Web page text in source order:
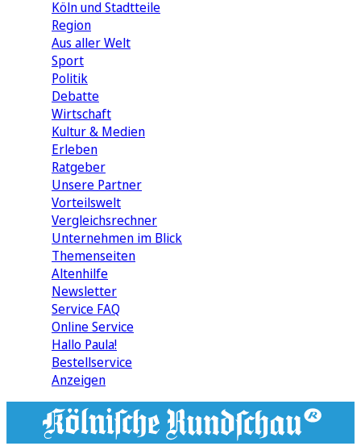
Köln und Stadtteile
Region
Aus aller Welt
Sport
Politik
Debatte
Wirtschaft
Kultur & Medien
Erleben
Ratgeber
Unsere Partner
Vorteilswelt
Vergleichsrechner
Unternehmen im Blick
Themenseiten
Altenhilfe
Newsletter
Service FAQ
Online Service
Hallo Paula!
Bestellservice
Anzeigen